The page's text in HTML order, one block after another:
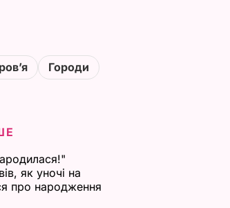
Городи
як уночі на
про народження